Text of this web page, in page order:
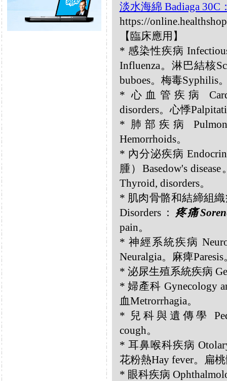
淡水海綿 Badiaga 30C
https://
【臨床應用】
* 感染性疾病
Influenza。淋巴結核
buboes。梅毒Syphilis
* 心血管疾病
disorders。心悸
* 肺部疾病
Hemorrhoids。
* 內分泌疾病
腫）Basedow's
Thyroid, disorders。
* 肌肉骨骼和結締組織
Disorders： 疼痛
pain。
* 神經系統疾病
Neuralgia。麻痺Paresis
* 泌尿生殖系統疾病
* 婦產科 Gynecology
血Metrorrhagia。
* 兒科與遺傳學
cough。
* 耳鼻喉科疾病
花粉熱Hay fever。扁
* 眼科疾病